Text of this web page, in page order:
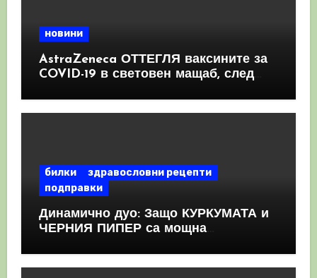
новини
AstraZeneca ОТТЕГЛЯ ваксините за
COVID-19 в световен мащаб, след
КРЪВНИ съсиреци
билки
здравословни рецепти
подправки
Динамично дуо: Защо КУРКУМАТА и
ЧЕРНИЯ ПИПЕР са мощна